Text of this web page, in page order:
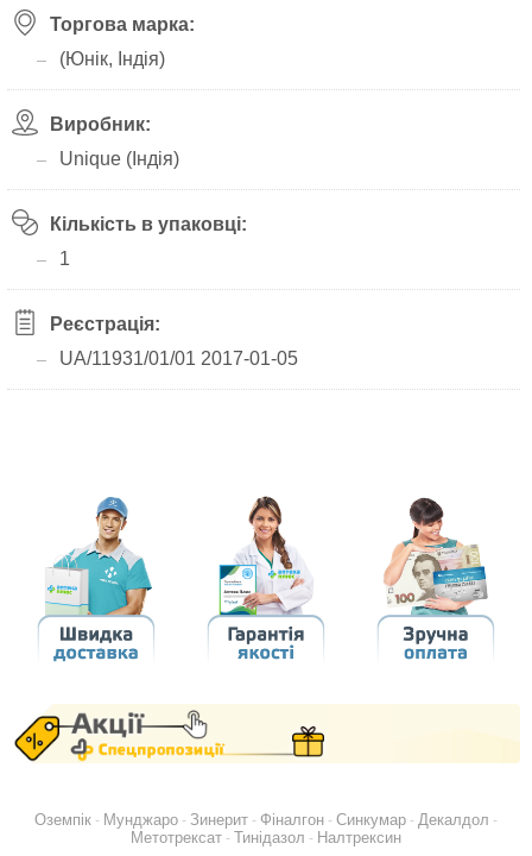
Торгова марка:
(Юнік, Індія)
Виробник:
Unique (Індія)
Кількість в упаковці:
1
Реєстрація:
UA/11931/01/01 2017-01-05
Оземпік - Мунджаро - Зинерит - Фіналгон - Синкумар - Декалдол -
Метотрексат - Тинідазол - Налтрексин